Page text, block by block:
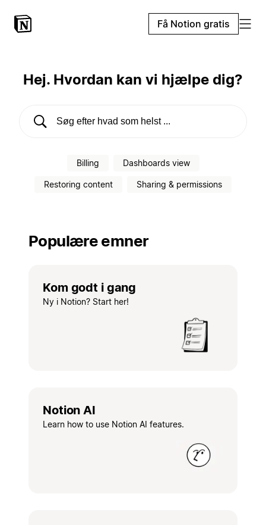
Få Notion gratis
Hej. Hvordan kan vi hjælpe dig?
Søg i hjælpecenteret
Billing Dashboards view
Restoring content Sharing & permissions
Populære emner
Kom godt i gang
Ny i Notion? Start her!
Notion AI
Learn how to use Notion AI features.